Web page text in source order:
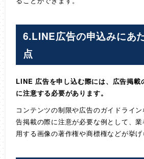
6.LINE広告の申込みにあ
点
LINE 広告を申し込む際には、広告掲載
に注意する必要があります。
コンテンツの制限や広告のガイドライ
告掲載の際に注意が必要な例として、
用する画像の著作権や商標権などが挙げ